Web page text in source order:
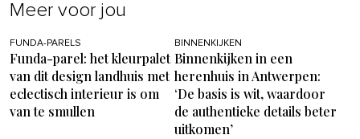
Meer voor jou
FUNDA-PARELS
Funda-parel: het kleurpalet
van dit design landhuis met
eclectisch interieur is om
van te smullen
BINNENKIJKEN
Binnenkijken in een
herenhuis in Antwerpen:
‘De basis is wit, waardoor
de authentieke details beter
uitkomen’